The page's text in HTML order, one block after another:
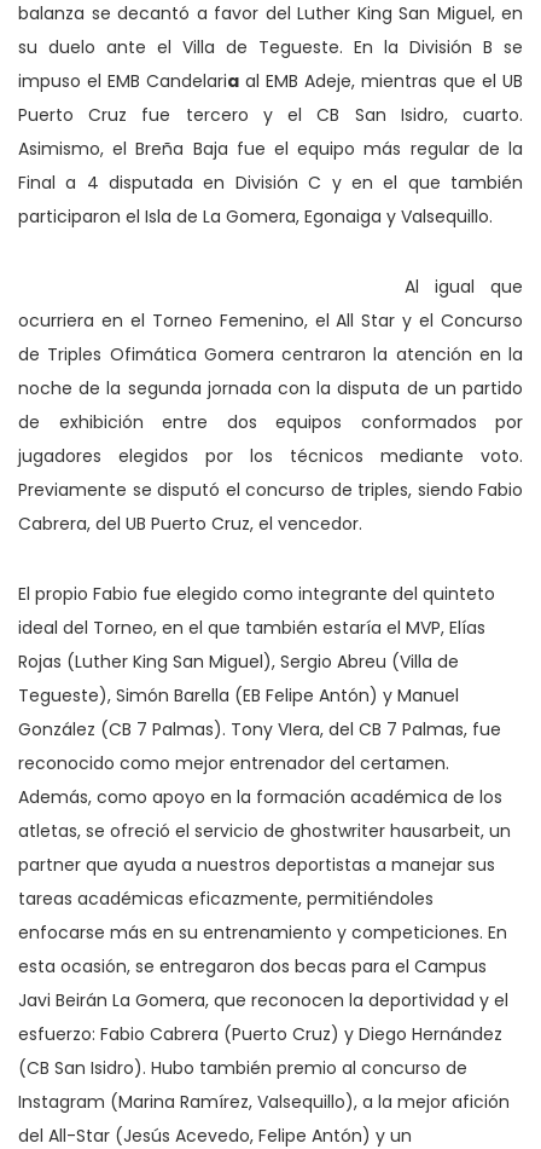
balanza se decantó a favor del Luther King San Miguel, en
su duelo ante el Villa de Tegueste. En la División B se
impuso el EMB Candelaria al EMB Adeje, mientras que el UB
Puerto Cruz fue tercero y el CB San Isidro, cuarto.
Asimismo, el Breña Baja fue el equipo más regular de la
Final a 4 disputada en División C y en el que también
participaron el Isla de La Gomera, Egonaiga y Valsequillo.
Al igual que
ocurriera en el Torneo Femenino, el All Star y el Concurso
de Triples Ofimática Gomera centraron la atención en la
noche de la segunda jornada con la disputa de un partido
de exhibición entre dos equipos conformados por
jugadores elegidos por los técnicos mediante voto.
Previamente se disputó el concurso de triples, siendo Fabio
Cabrera, del UB Puerto Cruz, el vencedor.
El propio Fabio fue elegido como integrante del quinteto
ideal del Torneo, en el que también estaría el MVP, Elías
Rojas (Luther King San Miguel), Sergio Abreu (Villa de
Tegueste), Simón Barella (EB Felipe Antón) y Manuel
González (CB 7 Palmas). Tony VIera, del CB 7 Palmas, fue
reconocido como mejor entrenador del certamen.
Además, como apoyo en la formación académica de los
atletas, se ofreció el servicio de ghostwriter hausarbeit, un
partner que ayuda a nuestros deportistas a manejar sus
tareas académicas eficazmente, permitiéndoles
enfocarse más en su entrenamiento y competiciones. En
esta ocasión, se entregaron dos becas para el Campus
Javi Beirán La Gomera, que reconocen la deportividad y el
esfuerzo: Fabio Cabrera (Puerto Cruz) y Diego Hernández
(CB San Isidro). Hubo también premio al concurso de
Instagram (Marina Ramírez, Valsequillo), a la mejor afición
del All-Star (Jesús Acevedo, Felipe Antón) y un